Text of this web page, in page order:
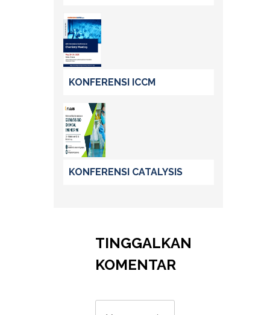
KONFERENSI ICCM
KONFERENSI CATALYSIS
TINGGALKAN
KOMENTAR